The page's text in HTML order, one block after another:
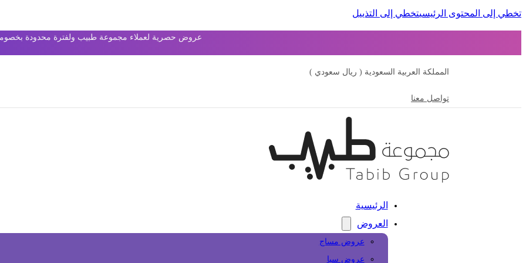
تخطي إلى المحتوى الرئيسيتخطي إلى التذييل
عروض حصرية لعملاء مجموعة طبيب ولفترة محدودة بخصومات
المملكة العربية السعودية ( ريال سعودي )
تواصل معنا
الرئيسية
العروض
عروض مساج
عروض سبا